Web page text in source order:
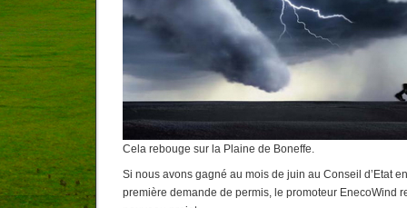
Cela rebouge sur la Plaine de Boneffe.
Si nous avons gagné au mois de juin au Conseil d’Etat
première demande de permis, le promoteur EnecoWind